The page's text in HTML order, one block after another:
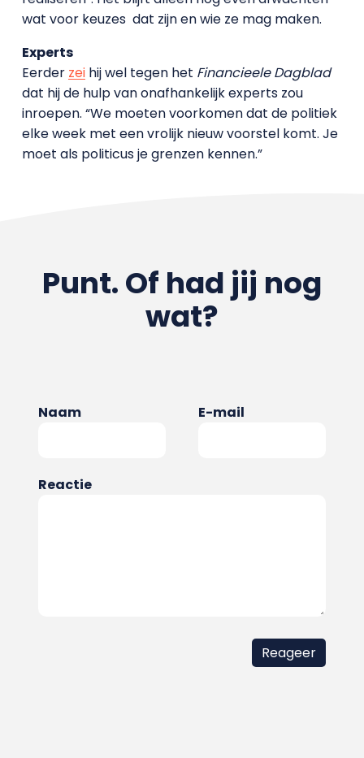
wat voor keuzes dat zijn en wie ze mag maken.
Experts
Eerder zeihij wel tegen het Financieele Dagblad
dat hij de hulp van onafhankelijk experts zou
inroepen. “We moeten voorkomen dat de politiek
elke week met een vrolijk nieuw voorstel komt. Je
moet als politicus je grenzen kennen.”
Punt. Of had jij nog
wat?
Naam E-mail
Reactie